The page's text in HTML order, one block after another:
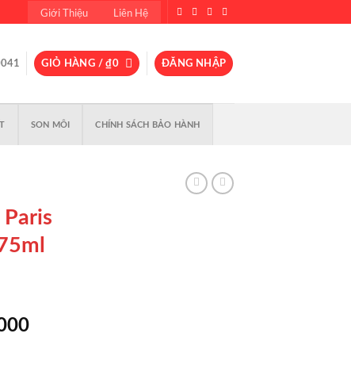
Giới Thiệu Liên Hệ
GIỎ HÀNG /₫0 ĐĂNG NHẬP
SON MÔI CHÍNH SÁCH BẢO HÀNH
Giá